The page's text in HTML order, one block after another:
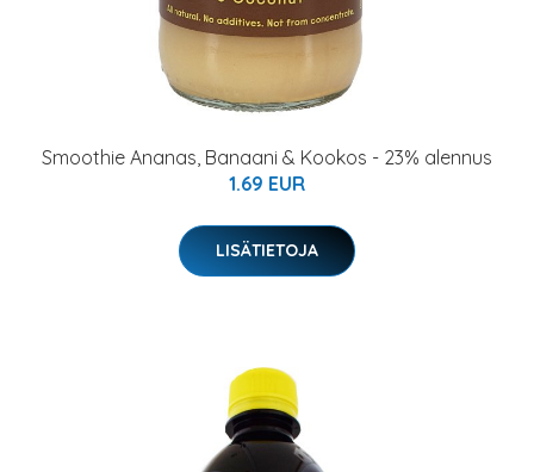
Smoothie Ananas, Banaani & Kookos - 23% alennus
1.69 EUR
LISÄTIETOJA